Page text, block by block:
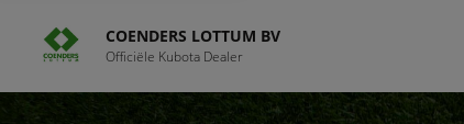
COENDERS LOTTUM BV
Officiële Kubota Dealer